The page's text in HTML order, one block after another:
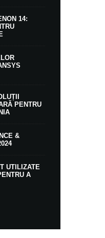
14:
PENTRU
&
UTILIZATE
A